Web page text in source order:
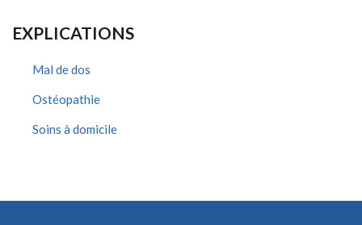
EXPLICATIONS
Mal de dos
Ostéopathie
Soins à domicile